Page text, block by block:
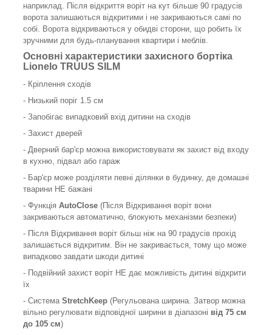
наприклад. Після відкриття воріт на кут більше 90 градусів
ворота залишаються відкритими і не закриваються самі по
собі. Ворота відкриваються у обидві сторони, що робить їх
зручними для будь-планування квартири і меблів.
Основні характеристики захисного бортіка
Lionelo TRUUS SILM
- Кріплення сходів
- Низький поріг 1.5 см
- Запобігає випадковий вхід дитини на сходів
- Захист дверей
- Дверний бар'єр можна використовувати як захист від входу
в кухню, підвал або гараж
- Бар'єр може розділяти певні ділянки в будинку, де домашні
тварини НЕ бажані
- Функція AutoClose (Після Відкривання воріт вони
закриваються автоматично, блокують механізми безпеки)
- Після Відкривання воріт більш ніж на 90 градусів прохід
залишається відкритим. Він не закривається, тому що може
випадково завдати шкоди дитині
- Подвійний захист воріт НЕ дає можливість дитині відкрити
їх
- СистемаStretchKeep (Регульована ширина. Затвор можна
вільно регулювати відповідної ширини в діапазоні від 75 см
до 105 см)